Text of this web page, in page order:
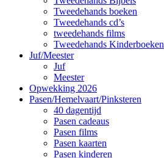
Tweedehands boeken
Tweedehands cd’s
tweedehands films
Tweedehands Kinderboeken
Juf/Meester
Juf
Meester
Opwekking 2026
Pasen/Hemelvaart/Pinksteren
40 dagentijd
Pasen cadeaus
Pasen films
Pasen kaarten
Pasen kinderen